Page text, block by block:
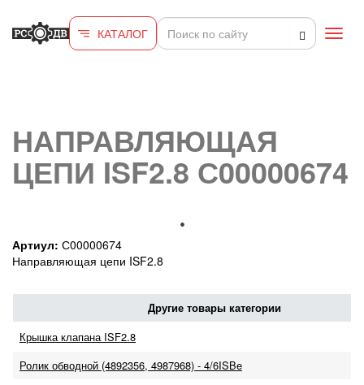
КАТАЛОГ
НАПРАВЛЯЮЩАЯ
ЦЕПИ ISF2.8 С00000674
Артиул: С00000674
Направляющая цепи ISF2.8
Другие товары категории
Крышка клапана ISF2.8
Ролик обводной (4892356, 4987968) - 4/6ISBe